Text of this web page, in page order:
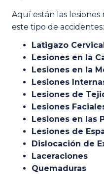
Aquí están las lesiones
este tipo de accidentes:
Latigazo Cervical
Lesiones en la
Lesiones en la
Lesiones
Lesiones de
Lesiones
Lesiones en las
Lesiones de
Dislocación de
Laceraciones
Quemaduras